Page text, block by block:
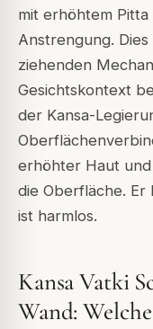
mit erhöhtem
Anstrengung.
ziehenden
Gesichtskontext
der Kansa-
erhöhter Haut
die Oberfläche. Er
ist harmlos.
Kansa Vatki
Wand: